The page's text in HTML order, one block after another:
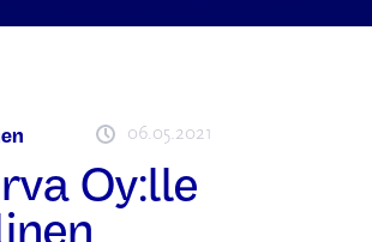
06.05.2021
Oy:lle